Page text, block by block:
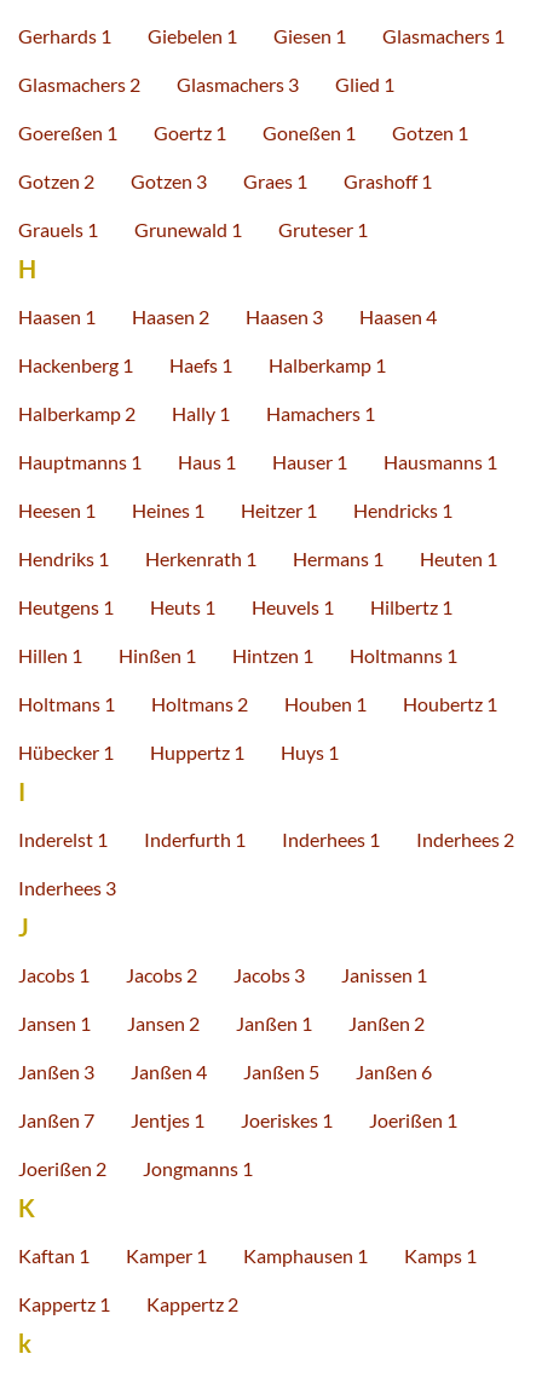
Gerhards 1 Giebelen 1 Giesen 1 Glasmachers 1
Glasmachers 2 Glasmachers 3 Glied 1
Goereßen 1 Goertz 1 Goneßen 1 Gotzen 1
Gotzen 2 Gotzen 3 Graes 1 Grashoff 1
Grauels 1 Grunewald 1 Gruteser 1
H
Haasen 1 Haasen 2 Haasen 3 Haasen 4
Hackenberg 1 Haefs 1 Halberkamp 1
Halberkamp 2 Hally 1 Hamachers 1
Hauptmanns 1 Haus 1 Hauser 1 Hausmanns 1
Heesen 1 Heines 1 Heitzer 1 Hendricks 1
Hendriks 1 Herkenrath 1 Hermans 1 Heuten 1
Heutgens 1 Heuts 1 Heuvels 1 Hilbertz 1
Hillen 1 Hinßen 1 Hintzen 1 Holtmanns 1
Holtmans 1 Holtmans 2 Houben 1 Houbertz 1
Hübecker 1 Huppertz 1 Huys 1
I
Inderelst 1 Inderfurth 1 Inderhees 1 Inderhees 2
Inderhees 3
J
Jacobs 1 Jacobs 2 Jacobs 3 Janissen 1
Jansen 1 Jansen 2 Janßen 1 Janßen 2
Janßen 3 Janßen 4 Janßen 5 Janßen 6
Janßen 7 Jentjes 1 Joeriskes 1 Joerißen 1
Joerißen 2 Jongmanns 1
K
Kaftan 1 Kamper 1 Kamphausen 1 Kamps 1
Kappertz 1 Kappertz 2
k